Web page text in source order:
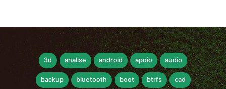
3d analise android apoio audio
backup bluetooth boot btrfs cad